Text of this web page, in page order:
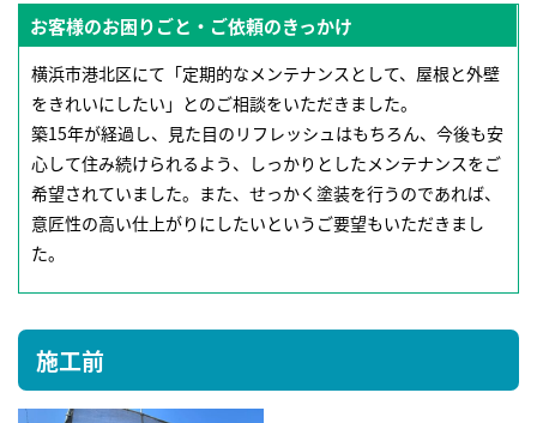
お客様のお困りごと・ご依頼のきっかけ
横浜市港北区にて「定期的なメンテナンスとして、屋根と外壁
をきれいにしたい」とのご相談をいただきました。
築15年が経過し、見た目のリフレッシュはもちろん、今後も安
心して住み続けられるよう、しっかりとしたメンテナンスをご
希望されていました。また、せっかく塗装を行うのであれば、
意匠性の高い仕上がりにしたいというご要望もいただきまし
た。
施工前